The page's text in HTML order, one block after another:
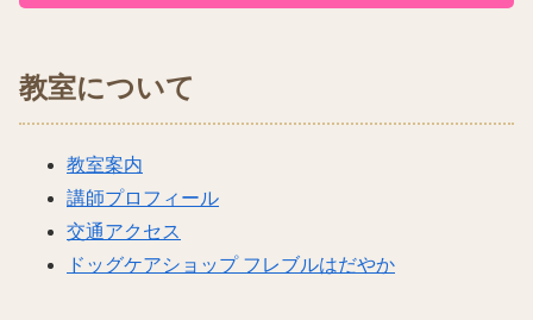
教室について
教室案内
講師プロフィール
交通アクセス
ドッグケアショップ フレブルはだやか